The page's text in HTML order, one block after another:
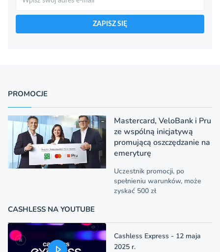
ZAPISZ SIĘ
PROMOCJE
Mastercard, VeloBank i Pru
ze wspólną inicjatywą
promującą oszczędzanie na
emeryturę
Uczestnik promocji, po
spełnieniu warunków, może
zyskać 500 zł
CASHLESS NA YOUTUBE
Cashless Express - 12 maja
2025 r.